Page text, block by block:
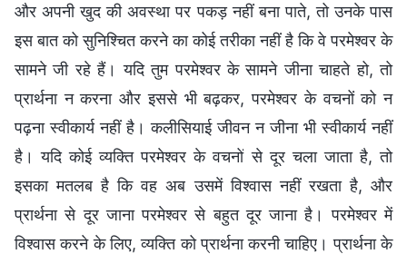
और अपनी खुद की अवस्था पर पकड़ नहीं बना पाते, तो उनके पास
इस बात को सुनिश्चित करने का कोई तरीका नहीं है कि वे परमेश्वर के
सामने जी रहे हैं। यदि तुम परमेश्वर के सामने जीना चाहते हो, तो
प्रार्थना न करना और इससे भी बढ़कर, परमेश्वर के वचनों को न
पढ़ना स्वीकार्य नहीं है। कलीसियाई जीवन न जीना भी स्वीकार्य नहीं
है। यदि कोई व्यक्ति परमेश्वर के वचनों से दूर चला जाता है, तो
इसका मतलब है कि वह अब उसमें विश्वास नहीं रखता है, और
प्रार्थना से दूर जाना परमेश्वर से बहुत दूर जाना है। परमेश्वर में
विश्वास करने के लिए, व्यक्ति को प्रार्थना करनी चाहिए। प्रार्थना के